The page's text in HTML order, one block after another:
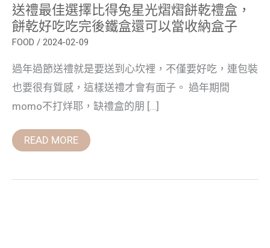
送禮最佳選擇比得兔星光熠熠餅乾禮盒，
餅乾好吃吃完後鐵盒還可以當收納盒子
FOOD / 2024-02-09
過年過節送禮就是要送到心坎裡，不僅要好吃，連包裝
也要很有質感，這樣送禮才會有面子。 過年期間
momo不打烊耶，缺禮盒的朋 […]
禮
盒，
餅
乾
吃
完
後
盒
可
以
當
盒
READ MORE